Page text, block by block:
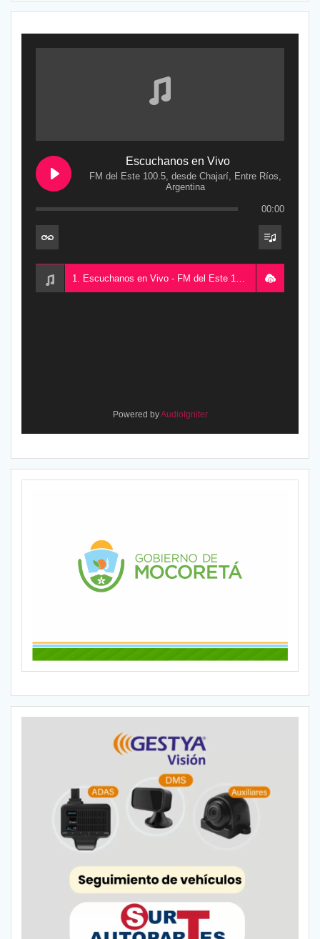
Escuchanos en Vivo
FM del Este 100.5, desde Chajarí, Entre Ríos,
Argentina
00:00
1. Escuchanos en Vivo - FM del Este 100.5, desde Chajarí, Entre Ríos, Argentina
Powered byAudioIgniter